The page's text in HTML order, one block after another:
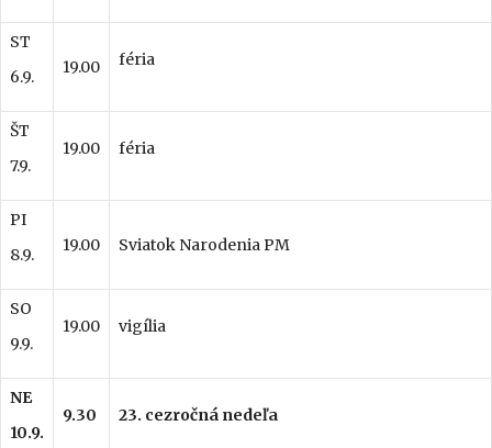
ST
6.9.
19.00 féria
ŠT
7.9.
19.00 féria
PI
8.9.
19.00 Sviatok Narodenia PM
SO
9.9.
19.00 vigília
NE
10.9.
9.30 23. cezročná nedeľa